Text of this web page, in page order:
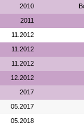
2010
2011
11.2012
11.2012
11.2012
12.2012
2017
05.2017
05.2018